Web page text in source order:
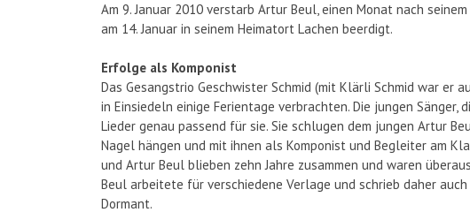
Am 9. Januar 2010 verstarb Artur Beul, einen Monat nach
am 14. Januar in seinem Heimatort Lachen beerdigt.
Erfolge als Komponist
Das Gesangstrio Geschwister Schmid (mit Klärli Schmid war er
in Einsiedeln einige Ferientage verbrachten. Die jungen Sänger,
Lieder genau passend für sie. Sie schlugen dem jungen Artur
Nagel hängen und mit ihnen als Komponist und Begleiter am
und Artur Beul blieben zehn Jahre zusammen und waren
Beul arbeitete für verschiedene Verlage und schrieb daher
Dormant.